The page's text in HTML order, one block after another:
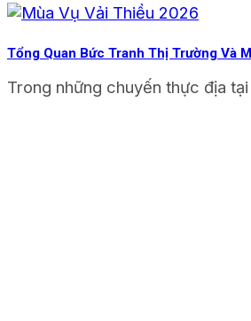
Tổng Quan Bức Tranh Thị Trường Và
Trong những chuyến thực địa